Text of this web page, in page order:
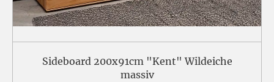
Sideboard 200x91cm "Kent" Wildeiche
massiv